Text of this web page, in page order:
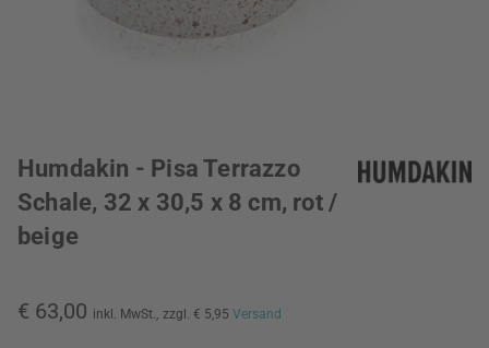
Humdakin - Pisa Terrazzo
Schale, 32 x 30,5 x 8 cm, rot /
beige
€ 63,00 inkl. MwSt., zzgl. € 5,95 Versand